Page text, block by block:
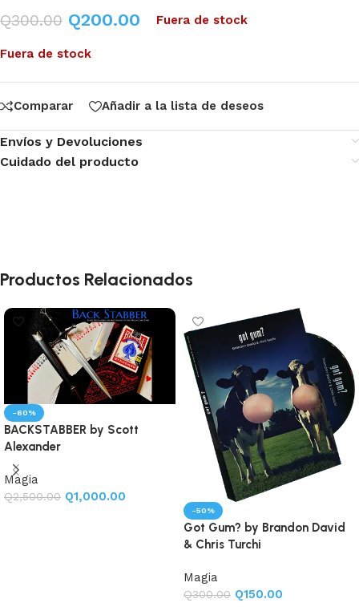
Q300.00 Q200.00 Fuera de stock
Fuera de stock
Comparar Añadir a la lista de deseos
Envíos y Devoluciones
Cuidado del producto
Productos Relacionados
-60%
BACKSTABBER by Scott
Alexander
Magia
Q2,500.00 Q1,000.00
-50%
Got Gum? by Brandon David
& Chris Turchi
Magia
Q300.00 Q150.00